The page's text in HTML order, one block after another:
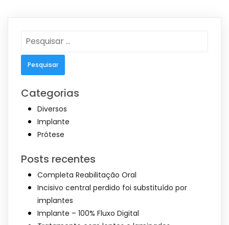
Pesquisar
por:
Categorias
Diversos
Implante
Prótese
Posts recentes
Completa Reabilitação Oral
Incisivo central perdido foi substituído por
implantes
Implante – 100% Fluxo Digital